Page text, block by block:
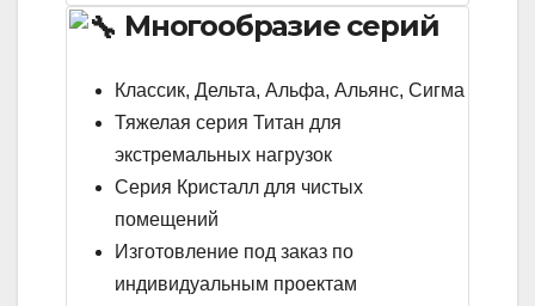
Многообразие серий
Классик, Дельта, Альфа, Альянс, Сигма
Тяжелая серия Титан для
экстремальных нагрузок
Серия Кристалл для чистых
помещений
Изготовление под заказ по
индивидуальным проектам